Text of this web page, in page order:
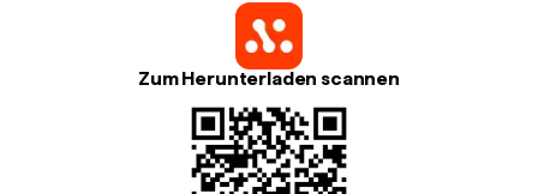
Zum Herunterladen scannen